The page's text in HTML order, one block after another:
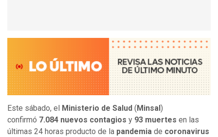
Este sábado, el Ministerio de Salud ( Minsal )
confirmó 7.084 nuevos contagios y 93 muertes en las
últimas 24 horas producto de la pandemia de coronavirus